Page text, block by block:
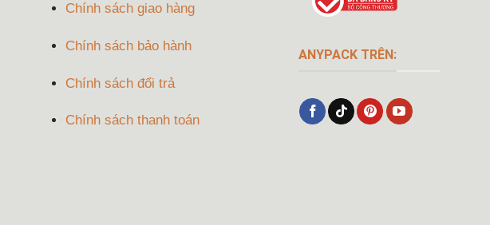
Chính sách giao hàng
Chính sách bảo hành
Chính sách đổi trả
Chính sách thanh toán
ANYPACK TRÊN: